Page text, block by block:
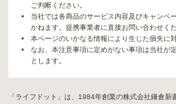
ご判断ください。
当社では各商品のサービス内容及びキャンペ
かねます。提携事業者に直接お問い合わせくだ
本ページのいかなる情報により生じた損失に
なお、本注意事項に定めがない事項は当社が
とします。
「ライフドット」は、1984年創業の株式会社鎌倉新